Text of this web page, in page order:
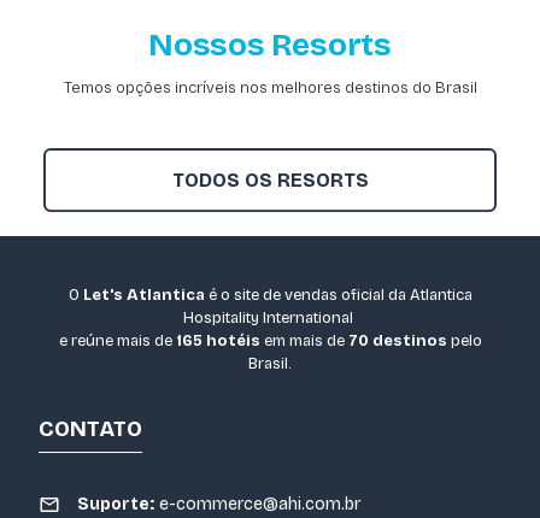
Nossos Resorts
Temos opções incríveis nos melhores destinos do Brasil
TODOS OS RESORTS
O Let's Atlantica é o site de vendas oficial da Atlantica
Hospitality International
e reúne mais de 165 hotéis em mais de 70 destinos pelo
Brasil.
CONTATO
Suporte: e-commerce@ahi.com.br